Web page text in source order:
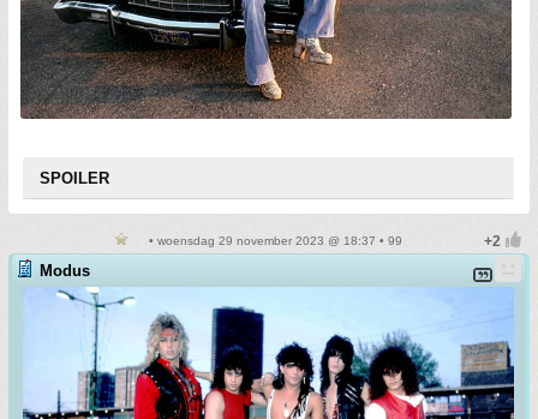
SPOILER
• woensdag 29 november 2023 @ 18:37 • 99
Modus